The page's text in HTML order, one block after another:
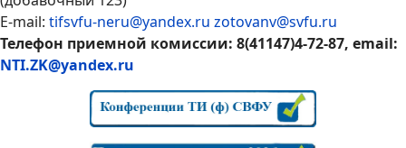
E-mail: tifsvfu-neru@yandex.ru zotovanv@svfu.ru
Телефон приемной комиссии: 8(41147)4-72-87, email:
NTI.ZK@yandex.ru